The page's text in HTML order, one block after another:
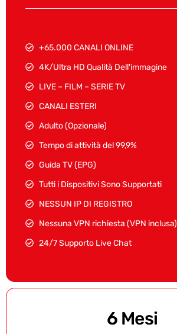
+65.000 CANALI ONLINE
4K/Ultra HD Qualità Dell'immagine
LIVE – FILM – SERIE TV
CANALI ESTERI
Adulto (Opzionale)
Tempo di attività del 99,9%
Guida TV (EPG)
Tutti i Dispositivi Sono Supportati
NESSUN IP DI REGISTRO
Nessuna VPN richiesta (VPN inclusa)
24/7 Supporto Live Chat
6 Mesi